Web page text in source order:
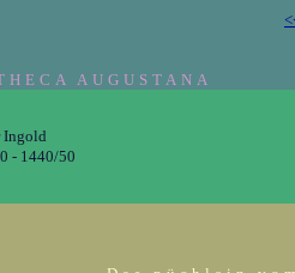
AUGUSTANA
Ingold
- 1440/50